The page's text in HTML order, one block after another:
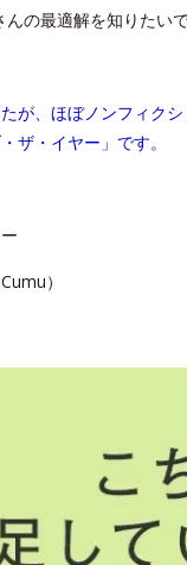
の最適解を知りたいで
が、ほぼノンフィク
ザ・イヤー」です。
）